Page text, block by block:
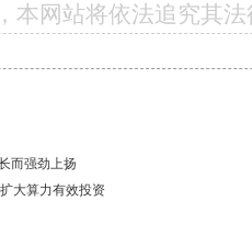
本网站将依法追究其
而强劲上扬
大算力有效投资